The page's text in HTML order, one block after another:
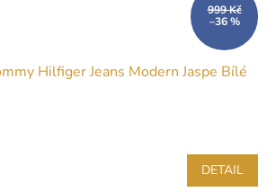
999 Kč
–36 %
Hilfiger Jeans Modern Jaspe Bílé
DETAIL